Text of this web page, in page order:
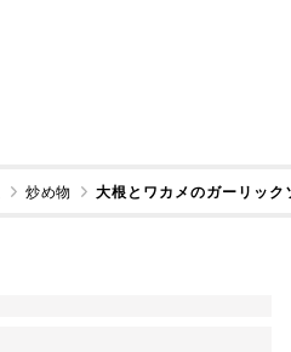
炒め物 大根とワカメのガーリック